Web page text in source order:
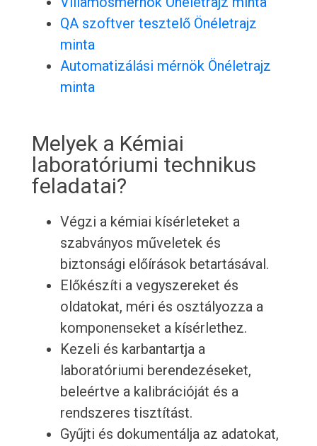
QA szoftver tesztelő Önéletrajz
minta
Automatizálási mérnök Önéletrajz
minta
Melyek a Kémiai
laboratóriumi technikus
feladatai?
Végzi a kémiai kísérleteket a
szabványos műveletek és
biztonsági előírások betartásával.
Előkészíti a vegyszereket és
oldatokat, méri és osztályozza a
komponenseket a kísérlethez.
Kezeli és karbantartja a
laboratóriumi berendezéseket,
beleértve a kalibrációját és a
rendszeres tisztítást.
Gyűjti és dokumentálja az adatokat,